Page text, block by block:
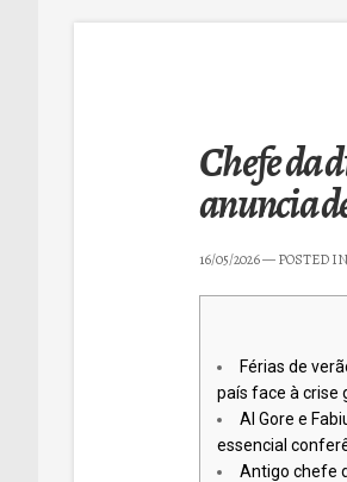
Chefe da
anuncia
16/05/2026— POSTED
Férias de
país face à crise
Al Gore e
essencial
Antigo chefe